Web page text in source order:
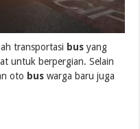
transportasi bus yang
untuk berpergian. Selain
oto bus warga baru juga